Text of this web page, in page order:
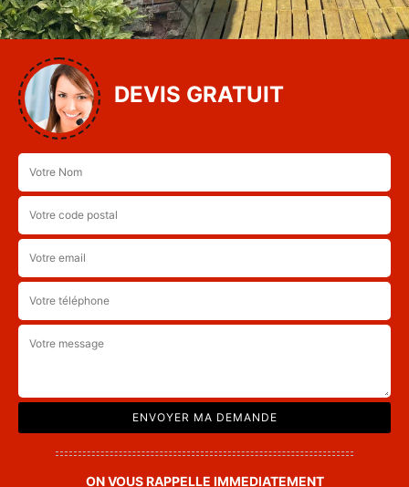
DEVIS GRATUIT
ON VOUS RAPPELLE IMMEDIATEMENT